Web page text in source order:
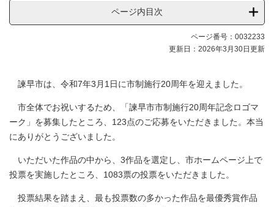
ページ内目次
ページ番号：0032233
更新日：2026年3月30日更新
諫早市は、令和7年3月1日に市制施行20周年を迎えました。
市全体でお祝いするため、「諫早市市制施行20周年記念ロゴマ
ーク」を募集したところ、123点のご応募をいただきました。本当
にありがとうございました。
いただいた作品の中から、3作品を選定し、市ホームページ上で
投票を実施したところ、1083票の投票をいただきました。
投票結果を踏まえ、最も投票数の多かった作品を最優秀賞作品